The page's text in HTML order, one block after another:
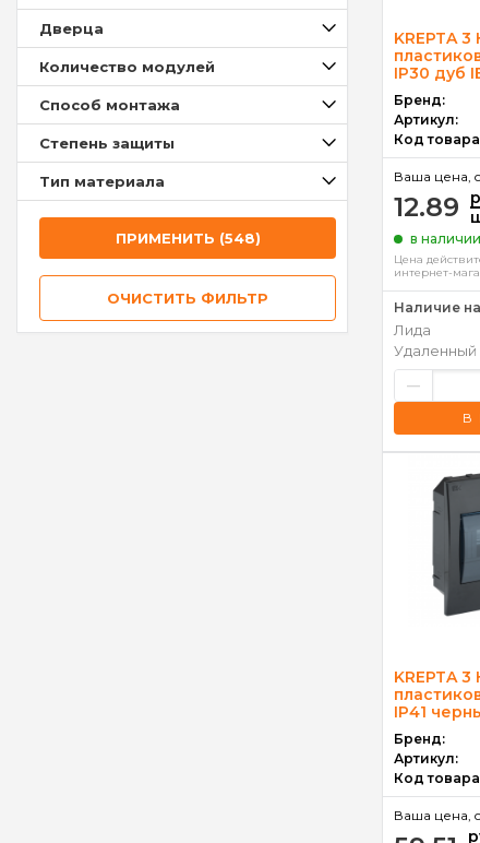
Дверца
Количество модулей
Способ монтажа
Степень защиты
Тип материала
ПРИМЕНИТЬ (548)
ОЧИСТИТЬ ФИЛЬТР
KREPTA 3
IP30 дуб
Бренд:
Артикул:
Код
Ваша цена,
12.89
в наличии
Цена
интернет-
Наличие
Лида
Удаленный
–
В
KREPTA 3
IP41
Бренд:
Артикул:
Код
Ваша цена,